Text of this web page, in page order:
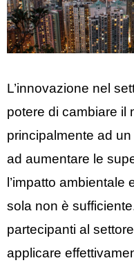
L’innovazione nel
potere di cambiare il
principalmente ad
ad aumentare le
l’impatto ambientale
sola non è
partecipanti al
applicare